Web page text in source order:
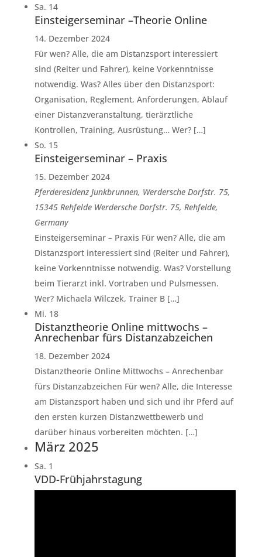
Sa. 14
Einsteigerseminar –Theorie Online
14. Dezember 2024
Für wen? Alle, die am Distanzsport interessiert
sind (Reiter und Fahrer), keine Vorkenntnisse
notwendig. Was? Alles über den Distanzsport:
Organisation, Reglement, Anforderungen, Ablauf
einer Distanzveranstaltung, tierärztliche
Kontrollen, Training, Ausrüstung… Wer? […]
So. 15
Einsteigerseminar – Praxis
15. Dezember 2024
Pferderesidenz Junkbrunnen, Werdersche Dorfstr. 75,
15345 Rehfelde Werdersche Dorfstr. 75, Rehfelde,
Germany
Einsteigerseminar – Praxis Für wen? Alle, die am
Distanzsport interessiert sind (Reiter und Fahrer),
keine Vorkenntnisse notwendig. Was? Vorstellung
beim Tierarzt inkl. Vortraben und Pulsmessen.
Wer? Michaela Wilczek, Trainer B […]
Mi. 18
Distanztheorie Online mittwochs –
Anrechenbar fürs Distanzabzeichen
18. Dezember 2024
Distanztheorie Online Mittwochs – Anrechenbar
fürs Distanzabzeichen Für wen? Alle, die Interesse
am Distanzsport haben und sich und ihr Pferd auf
den ersten kurzen Distanzwettbewerb und
darüber hinaus vorbereiten möchten. […]
März 2025
Sa. 1
VDD-Frühjahrstagung